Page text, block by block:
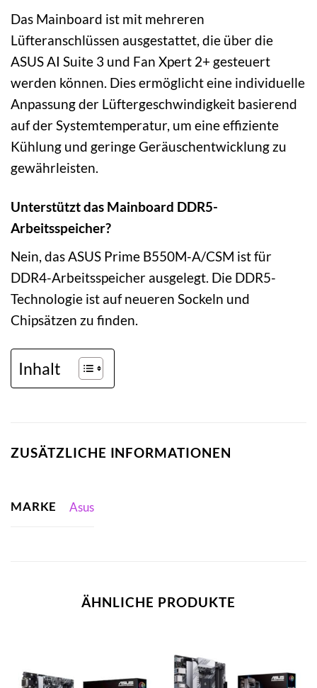
Das Mainboard ist mit mehreren
Lüfteranschlüssen ausgestattet, die über die
ASUS AI Suite 3 und Fan Xpert 2+ gesteuert
werden können. Dies ermöglicht eine individuelle
Anpassung der Lüftergeschwindigkeit basierend
auf der Systemtemperatur, um eine effiziente
Kühlung und geringe Geräuschentwicklung zu
gewährleisten.
Unterstützt das Mainboard DDR5-
Arbeitsspeicher?
Nein, das ASUS Prime B550M-A/CSM ist für
DDR4-Arbeitsspeicher ausgelegt. Die DDR5-
Technologie ist auf neueren Sockeln und
Chipsätzen zu finden.
Inhalt
ZUSÄTZLICHE INFORMATIONEN
MARKE Asus
ÄHNLICHE PRODUKTE